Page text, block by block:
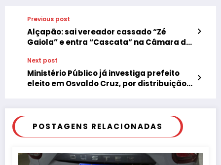
Previous post
Alçapão: sai vereador cassado “Zé
Gaiola” e entra “Cascata” na Câmara de
Next post
Ministério Público já investiga prefeito
eleito em Osvaldo Cruz, por distribuição
POSTAGENS RELACIONADAS